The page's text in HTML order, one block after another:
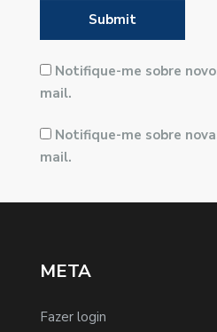
Notifique-me sobre
mail.
Notifique-me sobre
mail.
META
Fazer login